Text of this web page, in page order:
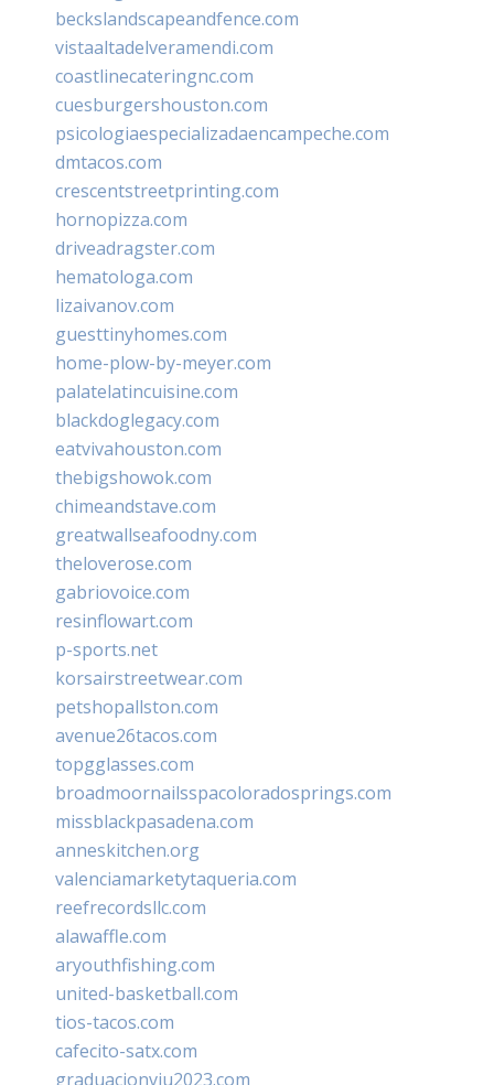
beckslandscapeandfence.com
vistaaltadelveramendi.com
coastlinecateringnc.com
cuesburgershouston.com
psicologiaespecializadaencampeche.com
dmtacos.com
crescentstreetprinting.com
hornopizza.com
driveadragster.com
hematologa.com
lizaivanov.com
guesttinyhomes.com
home-plow-by-meyer.com
palatelatincuisine.com
blackdoglegacy.com
eatvivahouston.com
thebigshowok.com
chimeandstave.com
greatwallseafoodny.com
theloverose.com
gabriovoice.com
resinflowart.com
p-sports.net
korsairstreetwear.com
petshopallston.com
avenue26tacos.com
topgglasses.com
broadmoornailsspacoloradosprings.com
missblackpasadena.com
anneskitchen.org
valenciamarketytaqueria.com
reefrecordsllc.com
alawaffle.com
aryouthfishing.com
united-basketball.com
tios-tacos.com
cafecito-satx.com
graduacionviu2023.com